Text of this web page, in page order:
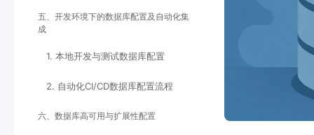
五、开发环境下的数据库配置及自动化集
成
1. 本地开发与测试数据库配置
2. 自动化CI/CD数据库配置流程
六、数据库高可用与扩展性配置